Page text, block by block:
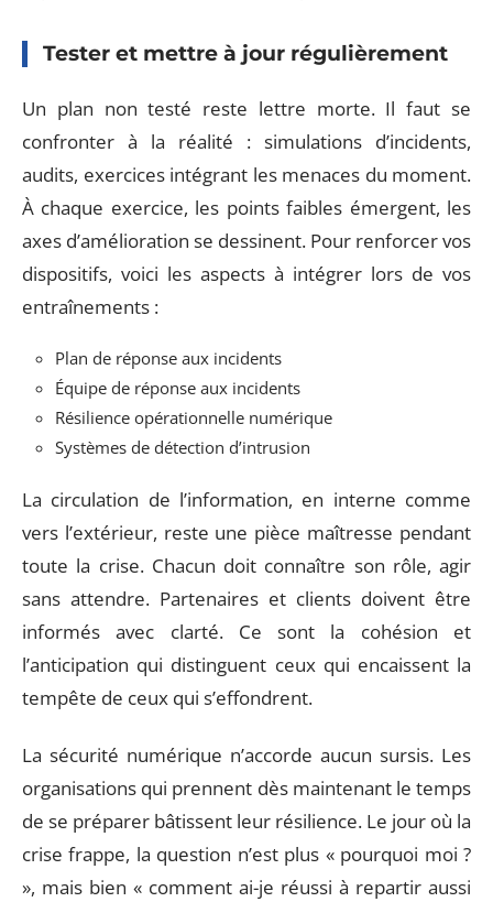
Tester et mettre à jour régulièrement
Un plan non testé reste lettre morte. Il faut se
confronter à la réalité : simulations d’incidents,
audits, exercices intégrant les menaces du moment.
À chaque exercice, les points faibles émergent, les
axes d’amélioration se dessinent. Pour renforcer vos
dispositifs, voici les aspects à intégrer lors de vos
entraînements :
Plan de réponse aux incidents
Équipe de réponse aux incidents
Résilience opérationnelle numérique
Systèmes de détection d’intrusion
La circulation de l’information, en interne comme
vers l’extérieur, reste une pièce maîtresse pendant
toute la crise. Chacun doit connaître son rôle, agir
sans attendre. Partenaires et clients doivent être
informés avec clarté. Ce sont la cohésion et
l’anticipation qui distinguent ceux qui encaissent la
tempête de ceux qui s’effondrent.
La sécurité numérique n’accorde aucun sursis. Les
organisations qui prennent dès maintenant le temps
de se préparer bâtissent leur résilience. Le jour où la
crise frappe, la question n’est plus « pourquoi moi ?
», mais bien « comment ai-je réussi à repartir aussi